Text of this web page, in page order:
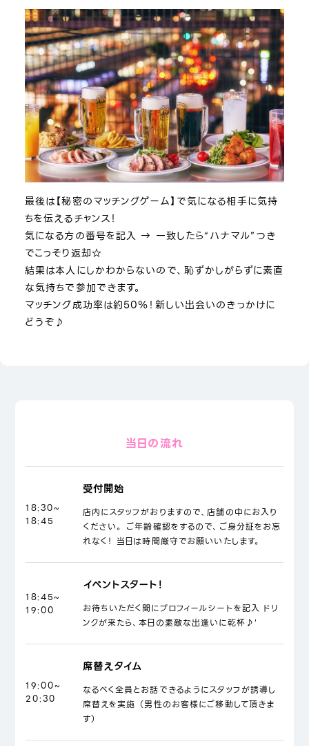
最後は【秘密のマッチングゲーム】で気になる相手に気持
ちを伝えるチャンス！
気になる方の番号を記入 → 一致したら“ハナマル”つき
でこっそり返却☆
結果は本人にしかわからないので、恥ずかしがらずに素直
な気持ちで参加できます。
マッチング成功率は約50％！新しい出会いのきっかけに
どうぞ♪
当日の流れ
18:30~
18:45
受付開始
店内にスタッフがおりますので、店舗の中にお入り
ください。 ご年齢確認をするので、ご身分証をお忘
れなく！ 当日は時間厳守でお願いいたします。
18:45~
19:00
イベントスタート！
お待ちいただく間にプロフィールシートを記入 ドリ
ンクが来たら、本日の素敵な出逢いに乾杯♪'
19:00~
20:30
席替えタイム
なるべく全員とお話できるようにスタッフが誘導し
席替えを実施 （男性のお客様にご移動して頂きま
す）